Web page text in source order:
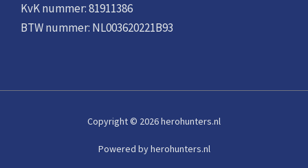
KvK nummer: 81911386
BTW nummer: NL003620221B93
Copyright © 2026 herohunters.nl
Powered by herohunters.nl